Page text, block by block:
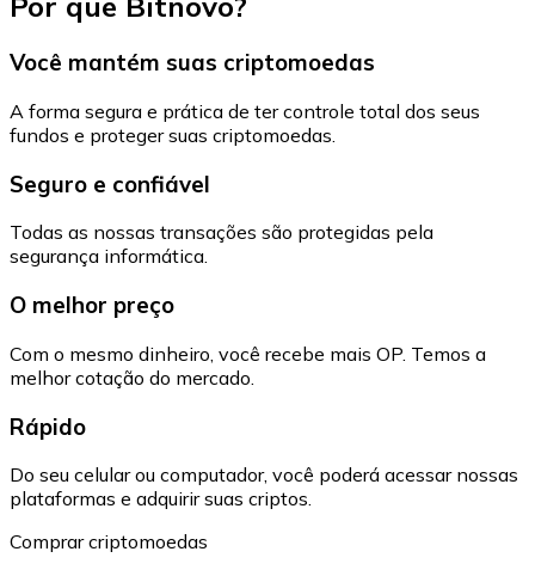
Você mantém suas criptomoedas
A forma segura e prática de ter controle total dos seus
fundos e proteger suas criptomoedas.
Seguro e confiável
Todas as nossas transações são protegidas pela
segurança informática.
O melhor preço
Com o mesmo dinheiro, você recebe mais OP. Temos a
melhor cotação do mercado.
Rápido
Do seu celular ou computador, você poderá acessar nossas
plataformas e adquirir suas criptos.
Comprar criptomoedas